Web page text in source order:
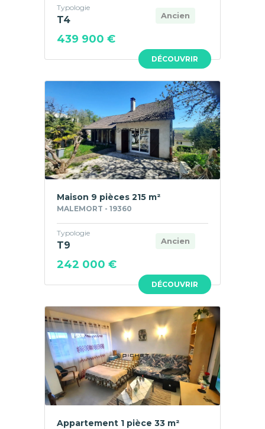
DÉCOUVRIR
Ancien
Typologie
T4
439 900 €
DÉCOUVRIR
Maison 9 pièces 215 m²
MALEMORT - 19360
Ancien
Typologie
T9
242 000 €
Appartement 1 pièce 33 m²